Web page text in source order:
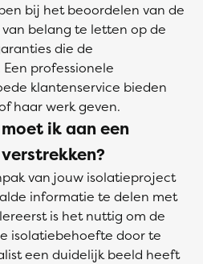
bij het beoordelen van de
belang te letten op de
die de
professionele
klantenservice bieden
haar werk geven.
ik aan een
van jouw isolatieproject
informatie te delen met
is het nuttig om de
isolatiebehoefte door te
een duidelijk beeld heeft